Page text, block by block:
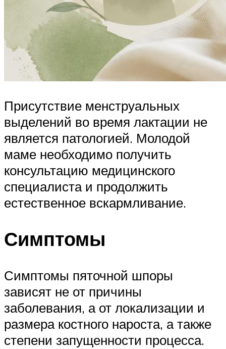
Присутствие менструальных
выделений во время лактации не
является патологией. Молодой
маме необходимо получить
консультацию медицинского
специалиста и продолжить
естественное вскармливание.
Симптомы
Симптомы пяточной шпоры
зависят не от причины
заболевания, а от локализации и
размера костного нароста, а также
степени запущенности процесса.